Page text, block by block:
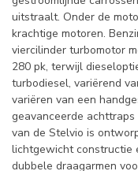
uitstraalt. Onder de
krachtige motoren.
viercilinder turbomotor
280 pk, terwijl
turbodiesel, variërend
variëren van een
geavanceerde
van de Stelvio is
lichtgewicht constructie
dubbele draagarmen